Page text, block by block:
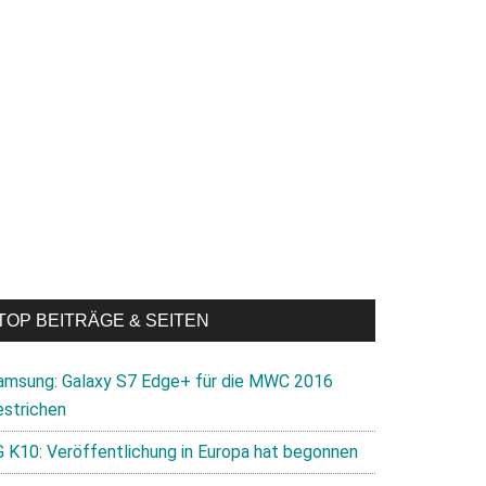
BEITRÄGE & SEITEN
Galaxy S7 Edge+ für die MWC 2016
K10: Veröffentlichung in Europa hat begonnen